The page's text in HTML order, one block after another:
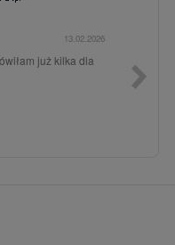
względem, dlatego